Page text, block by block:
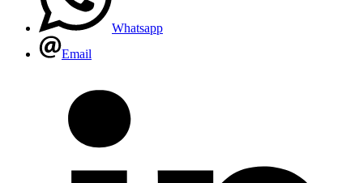
Whatsapp
Email